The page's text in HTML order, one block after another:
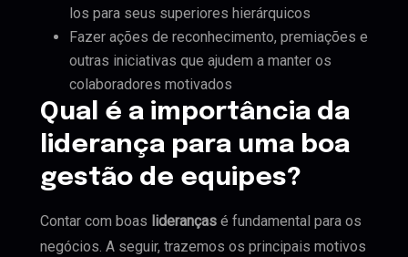
los para seus superiores hierárquicos
Fazer ações de reconhecimento, premiações e
outras iniciativas que ajudem a manter os
colaboradores motivados
Qual é a importância da
liderança para uma boa
gestão de equipes?
Contar com boas lideranças é fundamental para os
negócios. A seguir, trazemos os principais motivos